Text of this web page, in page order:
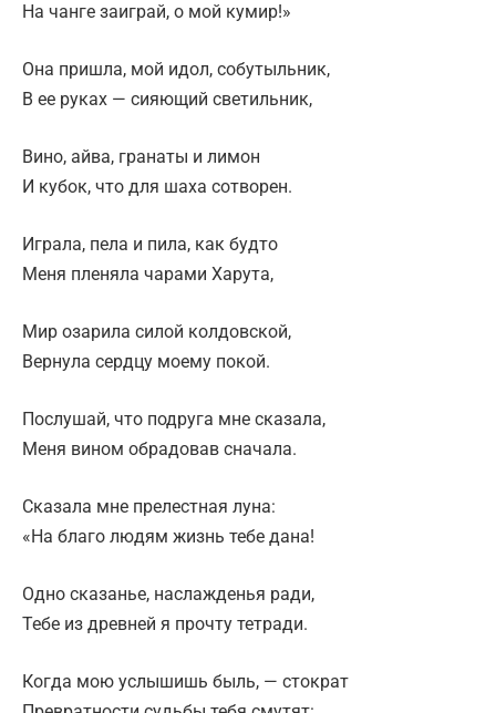
На чанге заиграй, о мой кумир!»
Она пришла, мой идол, собутыльник,
В ее руках — сияющий светильник,
Вино, айва, гранаты и лимон
И кубок, что для шаха сотворен.
Играла, пела и пила, как будто
Меня пленяла чарами Харута,
Мир озарила силой колдовской,
Вернула сердцу моему покой.
Послушай, что подруга мне сказала,
Меня вином обрадовав сначала.
Сказала мне прелестная луна:
«На благо людям жизнь тебе дана!
Одно сказанье, наслажденья ради,
Тебе из древней я прочту тетради.
Когда мою услышишь быль, — стократ